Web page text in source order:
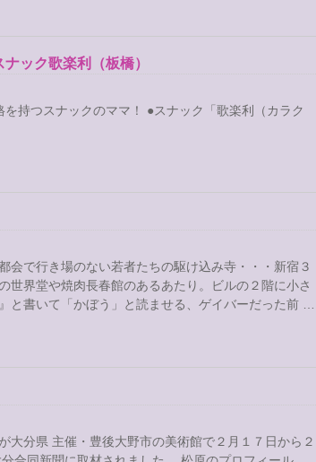
ック歌楽利（板橋）
を持つスナックのママ！ ●スナック「歌楽利（カラク
会で行き場のない若者たちの駆け込み寺・・・新宿３
世界堂や焼肉長春館のあるあたり。ビルの２階に小さ
と書いて「かぼう」と読ませる、ゲイバーだった前 …
大分県 主催・豊後大野市の美術館で２月１７日から２